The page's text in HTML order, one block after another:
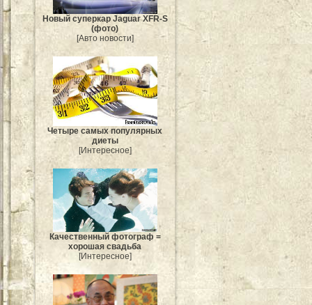
Новый суперкар Jaguar XFR-S
(фото)
[Авто новости]
Четыре самых популярных
диеты
[Интересное]
Качественный фотограф =
хорошая свадьба
[Интересное]